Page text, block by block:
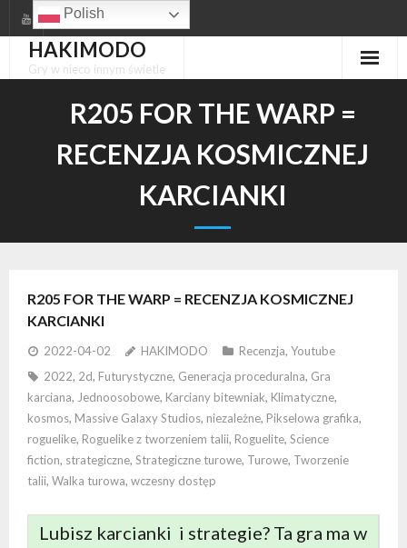
to
contentHAKIMODO
Gry w nieco innym świetle
R205 FOR THE WARP =
RECENZJA KOSMICZNEJ
KARCIANKI
R205 FOR THE WARP = RECENZJA KOSMICZNEJ
KARCIANKI
2022-04-02 HAKIMODO Recenzja, Youtube
2022, 2d, Futurystyczne, Generacja proceduralna, Gra
karciana, Jednoosobowe, Karciany bitewniak, Klimatyczne,
kosmos, Massive Galaxy Studios, niezależne, Pikselowa grafika,
roguelike, Roguelike z tworzeniem talii, Roguelite, Science
fiction, strategiczne, Strategiczne turowe, Turowe, Tworzenie
talii, Walka turowa, wczesny dostęp
Lubisz karcianki i strategie? Ta gra ma w
Polish